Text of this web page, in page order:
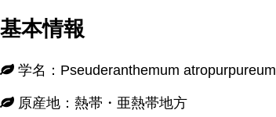
基本情報
学名：Pseuderanthemum atropurpureum
原産地：熱帯・亜熱帯地方